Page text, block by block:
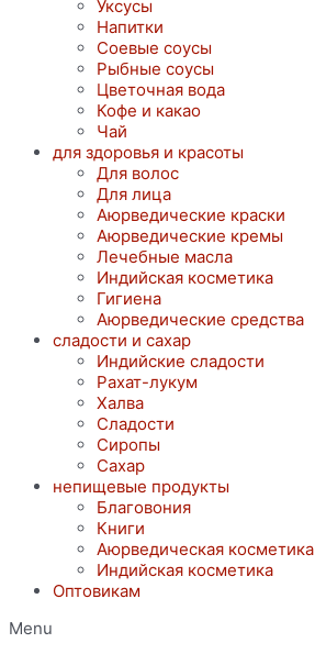
Уксусы
Напитки
Соевые соусы
Рыбные соусы
Цветочная вода
Кофе и какао
Чай
для здоровья и красоты
Для волос
Для лица
Аюрведические краски
Аюрведические кремы
Лечебные масла
Индийская косметика
Гигиена
Аюрведические средства
сладости и сахар
Индийские сладости
Рахат-лукум
Халва
Сладости
Сиропы
Сахар
непищевые продукты
Благовония
Книги
Аюрведическая косметика
Индийская косметика
Оптовикам
Menu